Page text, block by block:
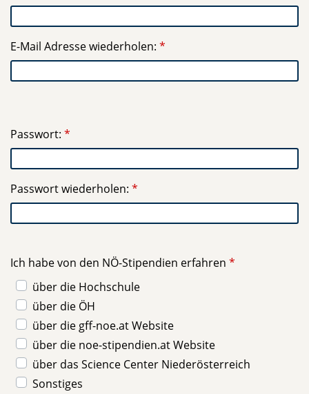
E-Mail Adresse wiederholen:
Passwort:
Passwort wiederholen:
Ich habe von den NÖ-Stipendien erfahren
über die Hochschule
über die ÖH
über die gff-noe.at Website
über die noe-stipendien.at Website
über das Science Center Niederösterreich
Sonstiges